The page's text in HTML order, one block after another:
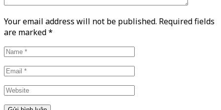
Your email address will not be published. Required fields
are marked*